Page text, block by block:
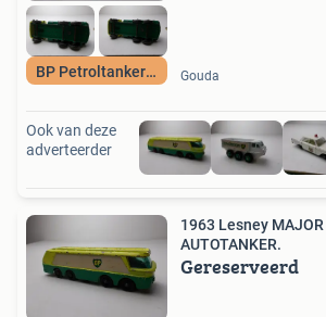
BP Petroltanker 64 Gouda
Ook van deze
adverteerder
1963 Lesney MAJOR
AUTOTANKER.
Gereserveerd